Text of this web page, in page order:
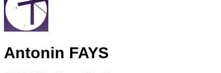
Antonin FAYS